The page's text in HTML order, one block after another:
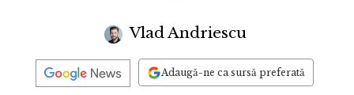
Vlad Andriescu
Adaugă-ne ca sursă preferată